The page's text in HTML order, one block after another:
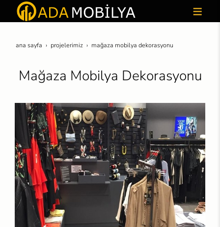
ana sayfa projeleri̇mi̇z mağaza mobilya dekorasyonu
Mağaza Mobilya Dekorasyonu